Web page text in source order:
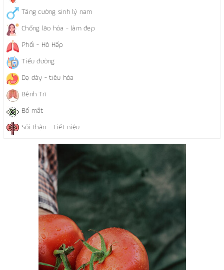
Tăng cường sinh lý nam
Chống lão hóa - làm đẹp
Phổi - Hô Hấp
Tiểu đường
Dạ dày - tiêu hóa
Bệnh Trĩ
Bổ mắt
Sỏi thận - Tiết niệu